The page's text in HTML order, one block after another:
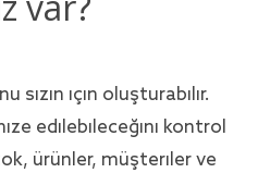
sizin için oluşturabilir.
edilebileceğini kontrol
ürünler, müşteriler ve